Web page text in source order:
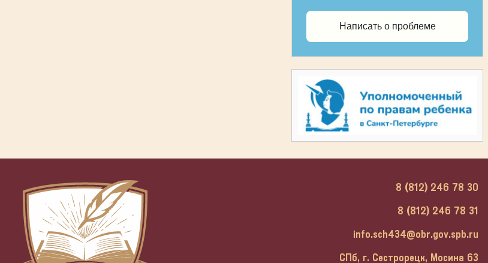
Написать о проблеме
8 (812) 246 78 30
8 (812) 246 78 31
info.sch434@obr.gov.spb.ru
СПб, г. Сестрорецк, Мосина 63